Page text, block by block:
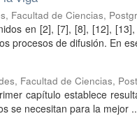
Facultad de Ciencias,
en [2], [7], [8], [12],
procesos de difusión. En
Facultad de Ciencias,
capítulo establece
se necesitan para la mejor